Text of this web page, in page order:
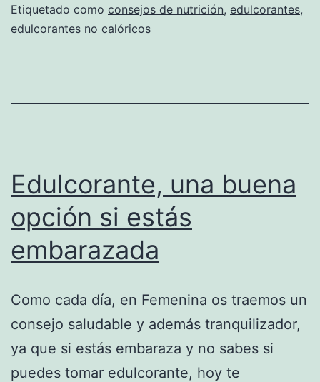
edulcorantes
no
la
Etiquetado como consejos de nutrición, edulcorantes,
edulcorantes no calóricos
Edulcorante, una buena
opción si estás
embarazada
Como cada día, en Femenina os traemos un
consejo saludable y además tranquilizador,
ya que si estás embaraza y no sabes si
puedes tomar edulcorante, hoy te